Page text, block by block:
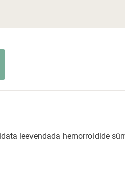
leevendada hemorroidide